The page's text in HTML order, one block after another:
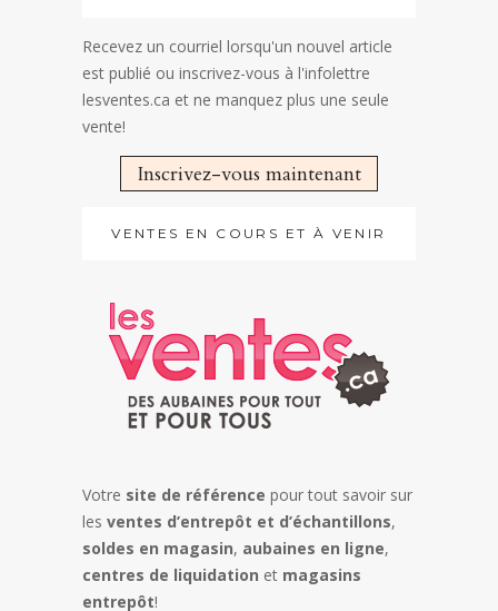
Recevez un courriel lorsqu'un nouvel article
est publié ou inscrivez-vous à l'infolettre
lesventes.ca et ne manquez plus une seule
vente!
Inscrivez-vous maintenant
VENTES EN COURS ET À VENIR
Votre site de référence pour tout savoir sur
les ventes d’entrepôt et d’échantillons,
soldes en magasin, aubaines en ligne,
centres de liquidation et magasins
entrepôt!